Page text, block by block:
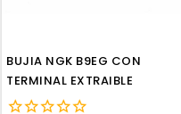
BUJIA NGK B9EG CON
TERMINAL EXTRAIBLE